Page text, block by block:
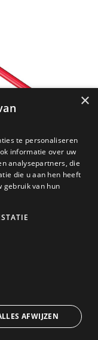
via WhatsApp
×
te personaliseren
informatie over uw
analysepartners, die
die u aan hen heeft
gebruik van hun
AFWIJZEN